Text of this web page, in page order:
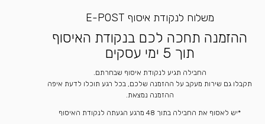
משלוח לנקודת איסוף E-POST
ההזמנה תחכה לכם בנקודת האיסוף
תוך 5 ימי עסקים
החבילה תגיע לנקודת איסוף שבחרתם.
תקבלו גם שירות מעקב על ההזמנה שלכם, בכל רגע תוכלו לדעת איפה
ההזמנה נמצאת.
*יש לאסוף את החבילה בתוך 48 מרגע הגעתה לנקודת האיסוף